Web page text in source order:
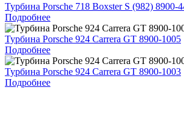
Турбина Porsche 718 Boxster S (982) 8900-
Подробнее
Турбина Porsche 924 Carrera GT 8900-1005
Подробнее
Турбина Porsche 924 Carrera GT 8900-1003
Подробнее